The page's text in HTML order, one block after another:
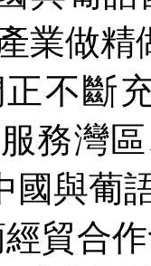
業做
不斷
務灣
國與葡
貿合